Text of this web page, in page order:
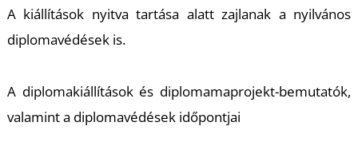
A kiállítások nyitva tartása alatt zajlanak a nyilvános
diplomavédések is.
A diplomakiállítások és diplomamaprojekt-bemutatók,
valamint a diplomavédések időpontjai